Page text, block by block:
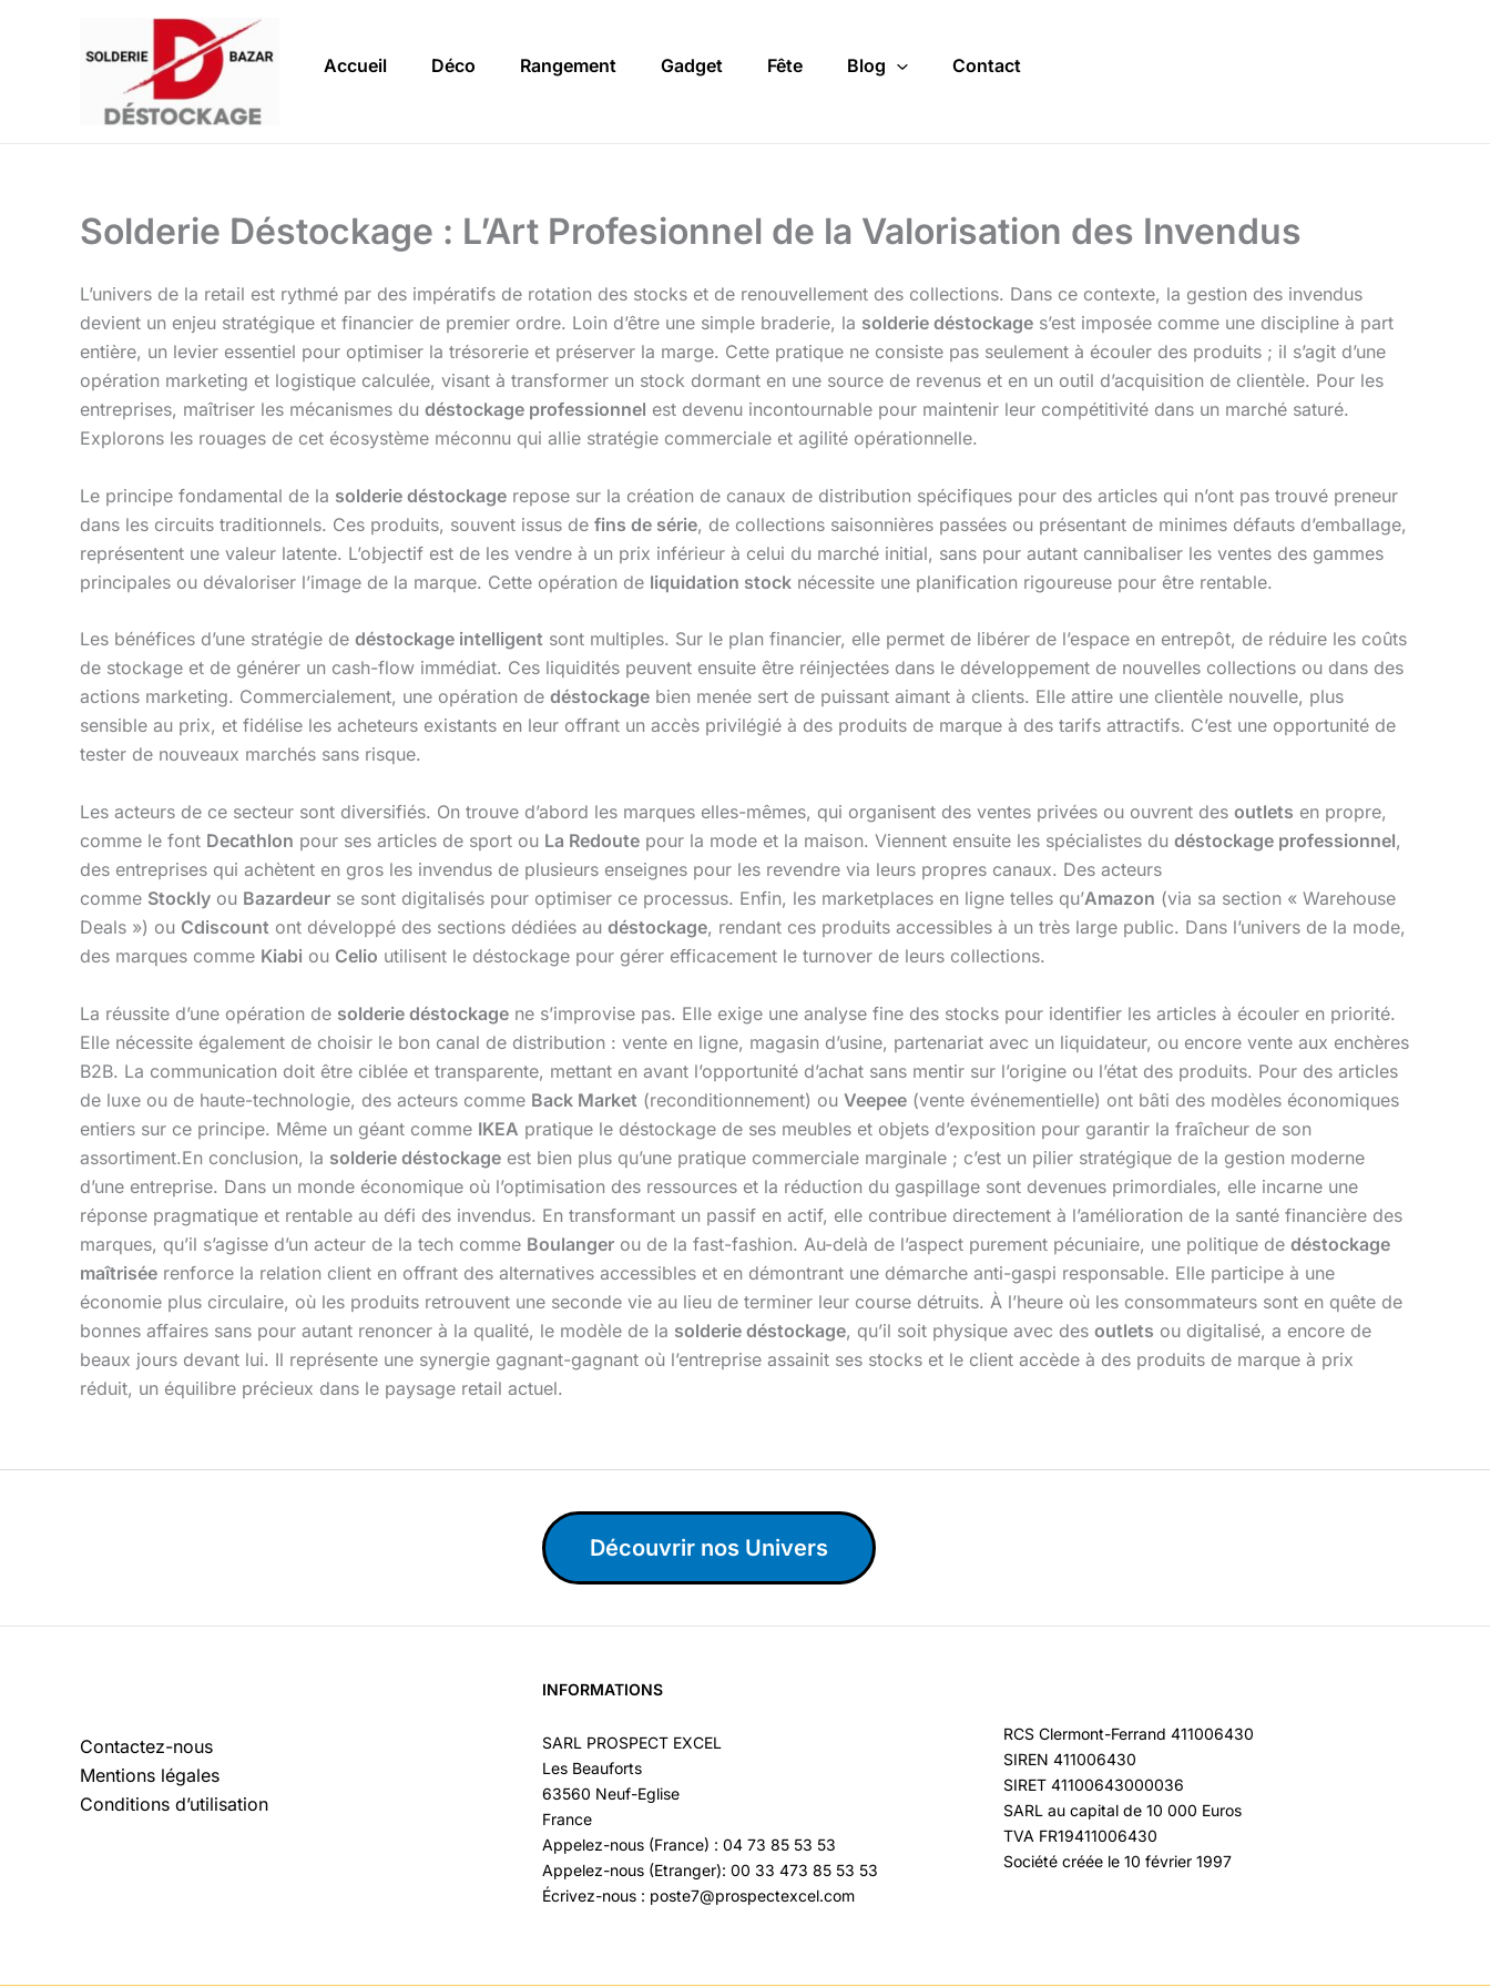
Accueil Déco Rangement Gadget Fête Blog Contact
Solderie Déstockage : L’Art Profesionnel de la Valorisation des Invendus
L’univers de la retail est rythmé par des impératifs de rotation des stocks et de renouvellement des collections. Dans ce contexte, la gestion des invendus
devient un enjeu stratégique et financier de premier ordre. Loin d’être une simple braderie, la solderie déstockage s’est imposée comme une discipline à part
entière, un levier essentiel pour optimiser la trésorerie et préserver la marge. Cette pratique ne consiste pas seulement à écouler des produits ; il s’agit d’une
opération marketing et logistique calculée, visant à transformer un stock dormant en une source de revenus et en un outil d’acquisition de clientèle. Pour les
entreprises, maîtriser les mécanismes du déstockage professionnel est devenu incontournable pour maintenir leur compétitivité dans un marché saturé.
Explorons les rouages de cet écosystème méconnu qui allie stratégie commerciale et agilité opérationnelle.
Le principe fondamental de la solderie déstockage repose sur la création de canaux de distribution spécifiques pour des articles qui n’ont pas trouvé preneur
dans les circuits traditionnels. Ces produits, souvent issus de fins de série, de collections saisonnières passées ou présentant de minimes défauts d’emballage,
représentent une valeur latente. L’objectif est de les vendre à un prix inférieur à celui du marché initial, sans pour autant cannibaliser les ventes des gammes
principales ou dévaloriser l’image de la marque. Cette opération de liquidation stock nécessite une planification rigoureuse pour être rentable.
Les bénéfices d’une stratégie de déstockage intelligent sont multiples. Sur le plan financier, elle permet de libérer de l’espace en entrepôt, de réduire les coûts
de stockage et de générer un cash-flow immédiat. Ces liquidités peuvent ensuite être réinjectées dans le développement de nouvelles collections ou dans des
actions marketing. Commercialement, une opération de déstockage bien menée sert de puissant aimant à clients. Elle attire une clientèle nouvelle, plus
sensible au prix, et fidélise les acheteurs existants en leur offrant un accès privilégié à des produits de marque à des tarifs attractifs. C’est une opportunité de
tester de nouveaux marchés sans risque.
Les acteurs de ce secteur sont diversifiés. On trouve d’abord les marques elles-mêmes, qui organisent des ventes privées ou ouvrent des outlets en propre,
comme le font Decathlon pour ses articles de sport ou La Redoute pour la mode et la maison. Viennent ensuite les spécialistes du déstockage professionnel,
des entreprises qui achètent en gros les invendus de plusieurs enseignes pour les revendre via leurs propres canaux. Des acteurs
comme Stockly ou Bazardeur se sont digitalisés pour optimiser ce processus. Enfin, les marketplaces en ligne telles qu’Amazon (via sa section « Warehouse
Deals ») ou Cdiscount ont développé des sections dédiées au déstockage, rendant ces produits accessibles à un très large public. Dans l’univers de la mode,
des marques comme Kiabi ou Celio utilisent le déstockage pour gérer efficacement le turnover de leurs collections.
La réussite d’une opération de solderie déstockage ne s’improvise pas. Elle exige une analyse fine des stocks pour identifier les articles à écouler en priorité.
Elle nécessite également de choisir le bon canal de distribution : vente en ligne, magasin d’usine, partenariat avec un liquidateur, ou encore vente aux enchères
B2B. La communication doit être ciblée et transparente, mettant en avant l’opportunité d’achat sans mentir sur l’origine ou l’état des produits. Pour des articles
de luxe ou de haute-technologie, des acteurs comme Back Market (reconditionnement) ou Veepee (vente événementielle) ont bâti des modèles économiques
entiers sur ce principe. Même un géant comme IKEA pratique le déstockage de ses meubles et objets d’exposition pour garantir la fraîcheur de son
assortiment.En conclusion, la solderie déstockage est bien plus qu’une pratique commerciale marginale ; c’est un pilier stratégique de la gestion moderne
d’une entreprise. Dans un monde économique où l’optimisation des ressources et la réduction du gaspillage sont devenues primordiales, elle incarne une
réponse pragmatique et rentable au défi des invendus. En transformant un passif en actif, elle contribue directement à l’amélioration de la santé financière des
marques, qu’il s’agisse d’un acteur de la tech comme Boulanger ou de la fast-fashion. Au-delà de l’aspect purement pécuniaire, une politique de déstockage
maîtrisée renforce la relation client en offrant des alternatives accessibles et en démontrant une démarche anti-gaspi responsable. Elle participe à une
économie plus circulaire, où les produits retrouvent une seconde vie au lieu de terminer leur course détruits. À l’heure où les consommateurs sont en quête de
bonnes affaires sans pour autant renoncer à la qualité, le modèle de la solderie déstockage, qu’il soit physique avec des outlets ou digitalisé, a encore de
beaux jours devant lui. Il représente une synergie gagnant-gagnant où l’entreprise assainit ses stocks et le client accède à des produits de marque à prix
réduit, un équilibre précieux dans le paysage retail actuel.
Découvrir nos Univers
Contactez-nous
Mentions légales
Conditions d’utilisation
INFORMATIONS
SARL PROSPECT EXCEL
Les Beauforts
63560 Neuf-Eglise
France
Appelez-nous (France) : 04 73 85 53 53
Appelez-nous (Etranger): 00 33 473 85 53 53
Écrivez-nous : poste7@prospectexcel.com
RCS Clermont-Ferrand 411006430
SIREN 411006430
SIRET 41100643000036
SARL au capital de 10 000 Euros
TVA FR19411006430
Société créée le 10 février 1997